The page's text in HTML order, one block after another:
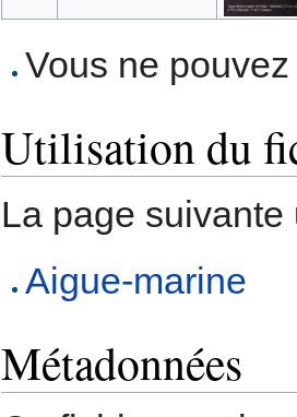
Vous ne
Utilisation du
La page
Aigue-marine
Métadonnées